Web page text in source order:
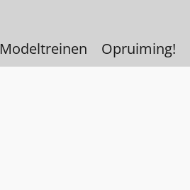
Modeltreinen Opruiming!